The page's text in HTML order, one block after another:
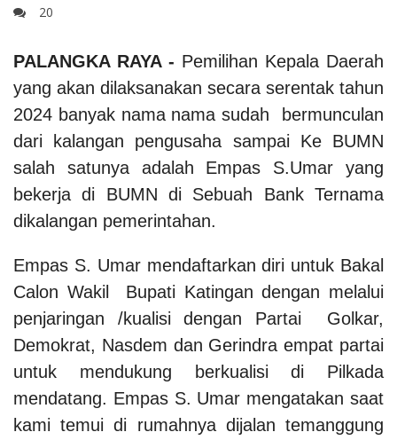
20
PALANGKA RAYA - Pemilihan Kepala Daerah
yang akan dilaksanakan secara serentak tahun
2024 banyak nama nama sudah bermunculan
dari kalangan pengusaha sampai Ke BUMN
salah satunya adalah Empas S.Umar yang
bekerja di BUMN di Sebuah Bank Ternama
dikalangan pemerintahan.
Empas S. Umar mendaftarkan diri untuk Bakal
Calon Wakil Bupati Katingan dengan melalui
penjaringan /kualisi dengan Partai Golkar,
Demokrat, Nasdem dan Gerindra empat partai
untuk mendukung berkualisi di Pilkada
mendatang. Empas S. Umar mengatakan saat
kami temui di rumahnya dijalan temanggung